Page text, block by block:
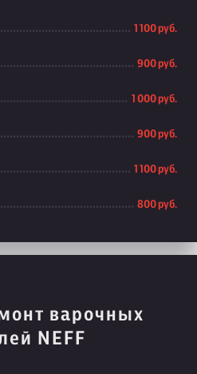
1 100 руб.
900 руб.
1 000 руб.
900 руб.
1 100 руб.
800 руб.
варочных
NEFF